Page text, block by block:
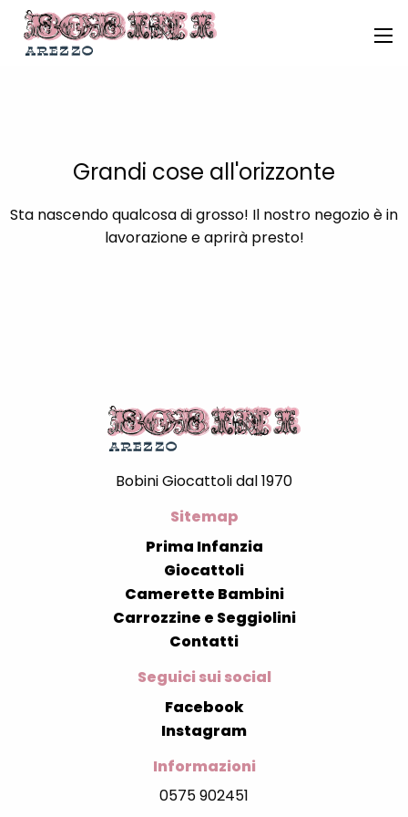
Grandi cose all'orizzonte
Sta nascendo qualcosa di grosso! Il nostro negozio è in
lavorazione e aprirà presto!
Bobini Giocattoli dal 1970
Sitemap
Prima Infanzia
Giocattoli
Camerette Bambini
Carrozzine e Seggiolini
Contatti
Seguici sui social
Facebook
Instagram
Informazioni
0575 902451